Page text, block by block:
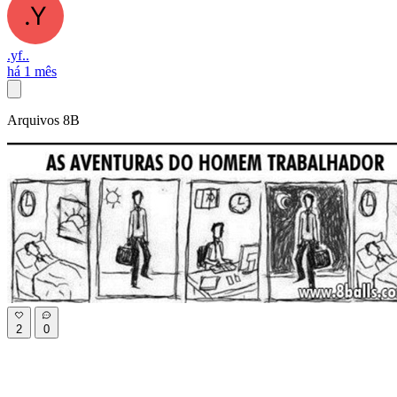
.yf..
há 1 mês
Arquivos 8B
2 0